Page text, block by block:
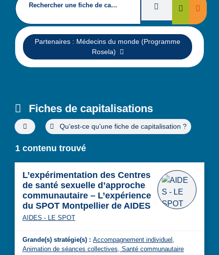
Rechercher une fiche de capitalisation Filtres deRechercher
Supprimer
Partenaires : Médecins du monde (Programme
Rosela)
Fiches de capitalisations
Filtres de recherche avancée
Qu’est-ce qu’une fiche de capitalisation ?
1 contenu trouvé
L’expérimentation des Centres
de santé sexuelle d’approche
communautaire – L’expérience
du SPOT Montpellier de AIDES
AIDES - LE SPOT
Grande(s) stratégie(s) : Accompagnement individuel,
Animation de séances collectives, Santé communautaire